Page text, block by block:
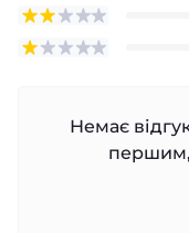
Немає
першим,